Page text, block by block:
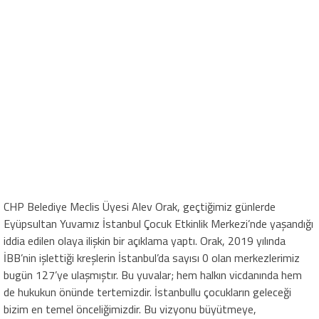
CHP Belediye Meclis Üyesi Alev Orak, geçtiğimiz günlerde
Eyüpsultan Yuvamız İstanbul Çocuk Etkinlik Merkezi’nde yaşandığı
iddia edilen olaya ilişkin bir açıklama yaptı. Orak, 2019 yılında
İBB’nin işlettiği kreşlerin İstanbul’da sayısı 0 olan merkezlerimiz
bugün 127’ye ulaşmıştır. Bu yuvalar; hem halkın vicdanında hem
de hukukun önünde tertemizdir. İstanbullu çocukların geleceği
bizim en temel önceliğimizdir. Bu vizyonu büyütmeye,